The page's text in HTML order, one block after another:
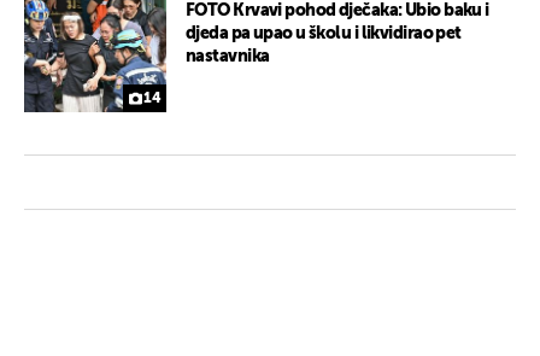
14
FOTO Krvavi pohod dječaka: Ubio baku i
djeda pa upao u školu i likvidirao pet
nastavnika